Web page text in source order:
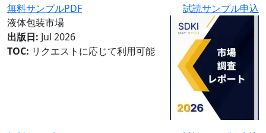
無料サンプルPDF
試読サンプル申込
液体包装市場
出版日: Jul 2026
TOC: リクエストに応じて利用可能